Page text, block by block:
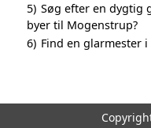
5) Søg efter en dygtig
byer til Mogenstrup?
6) Find en glarmester